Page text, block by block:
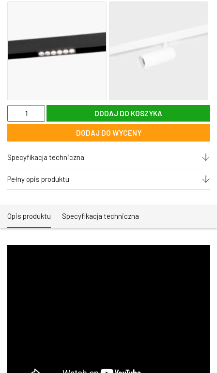
ilość
Lampa
reflektor
szyny
magnetycznej
OPTONICA®
XL
biała
20W
DODAJ DO KOSZYKA
DODAJ DO WYCENY
Specyfikacja techniczna
Pełny opis produktu
Opis produktu Specyfikacja techniczna